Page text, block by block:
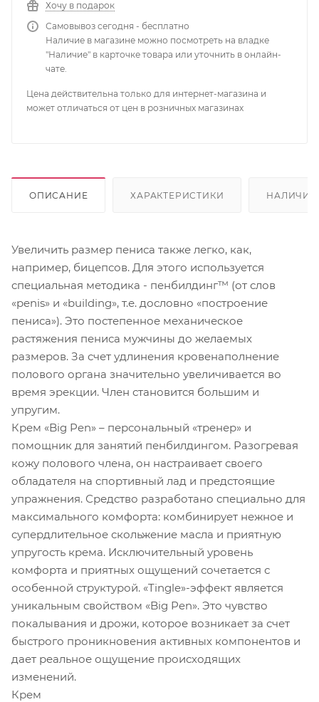
Хочу в подарок
Самовывоз сегодня - бесплатно
Наличие в магазине можно посмотреть на владке
"Наличие" в карточке товара или уточнить в онлайн-
чате.
Цена действительна только для интернет-магазина и
может отличаться от цен в розничных магазинах
ОПИСАНИЕ ХАРАКТЕРИСТИКИ НАЛИЧИЕ
Увеличить размер пениса также легко, как,
например, бицепсов. Для этого используется
специальная методика - пенбилдинг™ (от слов
«penis» и «building», т.е. дословно «построение
пениса»). Это постепенное механическое
растяжения пениса мужчины до желаемых
размеров. За счет удлинения кровенаполнение
полового органа значительно увеличивается во
время эрекции. Член становится большим и
упругим.
Крем «Big Pen» – персональный «тренер» и
помощник для занятий пенбилдингом. Разогревая
кожу полового члена, он настраивает своего
обладателя на спортивный лад и предстоящие
упражнения. Средство разработано специально для
максимального комфорта: комбинирует нежное и
супердлительное скольжение масла и приятную
упругость крема. Исключительный уровень
комфорта и приятных ощущений сочетается с
особенной структурой. «Tingle»-эффект является
уникальным свойством «Big Pen». Это чувство
покалывания и дрожи, которое возникает за счет
быстрого проникновения активных компонентов и
дает реальное ощущение происходящих
изменений.
Крем